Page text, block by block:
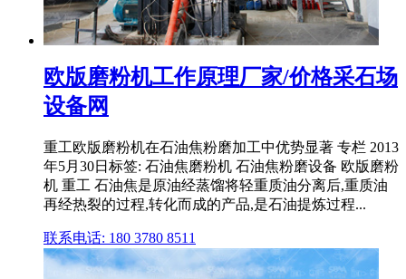
欧版磨粉机工作原理厂家/价格采石场
设备网
重工欧版磨粉机在石油焦粉磨加工中优势显著 专栏 2013
年5月30日标签: 石油焦磨粉机 石油焦粉磨设备 欧版磨粉
机 重工 石油焦是原油经蒸馏将轻重质油分离后,重质油
再经热裂的过程,转化而成的产品,是石油提炼过程...
联系电话: 180 3780 8511